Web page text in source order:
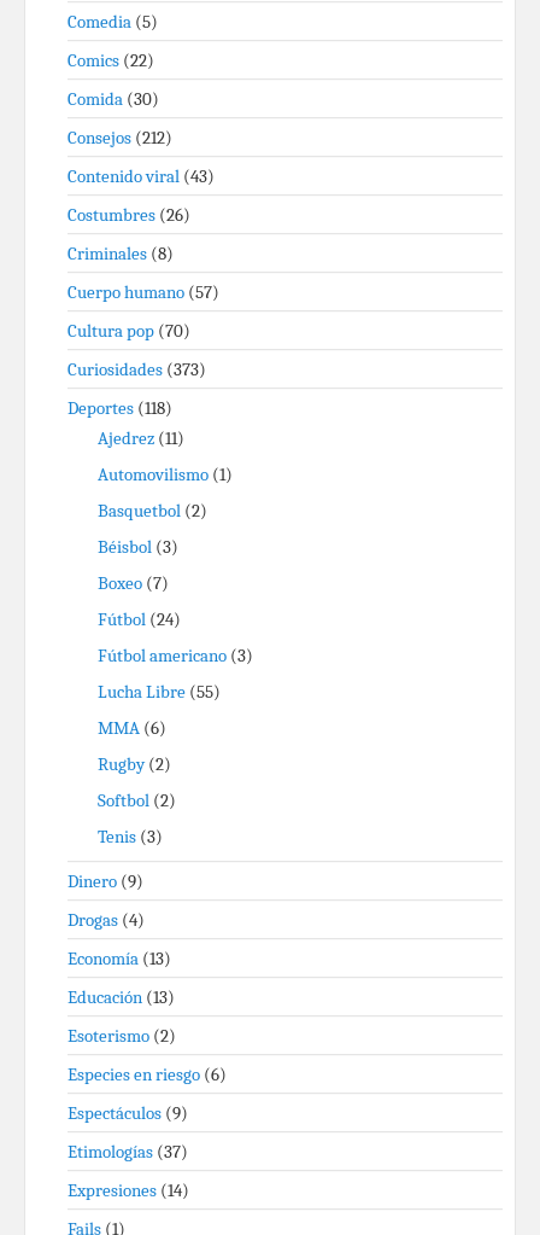
Comedia (5)
Comics (22)
Comida (30)
Consejos (212)
Contenido viral (43)
Costumbres (26)
Criminales (8)
Cuerpo humano (57)
Cultura pop (70)
Curiosidades (373)
Deportes (118)
Ajedrez (11)
Automovilismo (1)
Basquetbol (2)
Béisbol (3)
Boxeo (7)
Fútbol (24)
Fútbol americano (3)
Lucha Libre (55)
MMA (6)
Rugby(2)
Softbol (2)
Tenis (3)
Dinero (9)
Drogas (4)
Economía (13)
Educación (13)
Esoterismo (2)
Especies en riesgo (6)
Espectáculos (9)
Etimologías (37)
Expresiones (14)
Fails (1)